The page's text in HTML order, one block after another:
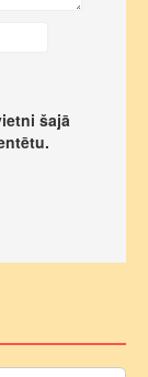
šajā